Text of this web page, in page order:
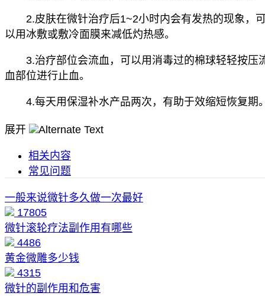
2.皮肤在微针治疗后1~2小时内会有发热的现象，
以用冰敷或敷冷面膜来减低灼热感。
3.治疗部位会流血，可以用消毒过的棉球轻轻按压
血部位进行止血。
4.每天用保湿补水产品两次，有助于效缩短恢复期
展开
相关内容
常见问题
一般来说微针多久做一次最好
17805
微针滚轮疗法副作用有哪些
4486
黄金微雕多少钱
4315
微针的副作用和危害